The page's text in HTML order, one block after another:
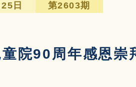
日 第2603期
院90周年感恩崇